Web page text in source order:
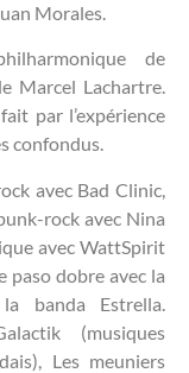
Morales.
de
Marcel Lachartre.
par l’expérience
confondus.
avec Bad Clinic,
rock avec Nina
avec WattSpirit
paso dobre avec la
banda Estrella.
(musiques
Les meuniers